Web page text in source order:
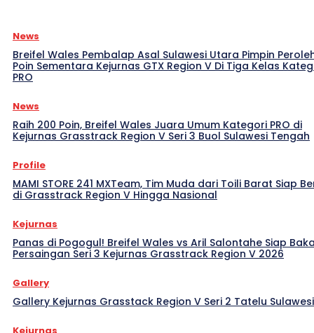
News
Breifel Wales Pembalap Asal Sulawesi Utara Pimpin
Poin Sementara Kejurnas GTX Region V Di Tiga Kelas
PRO
News
Raih 200 Poin, Breifel Wales Juara Umum Kategori PRO di
Kejurnas Grasstrack Region V Seri 3 Buol Sulawesi Tengah
Profile
MAMI STORE 241 MXTeam, Tim Muda dari Toili Barat Siap
di Grasstrack Region V Hingga Nasional
Kejurnas
Panas di Pogogul! Breifel Wales vs Aril Salontahe Siap
Persaingan Seri 3 Kejurnas Grasstrack Region V 2026
Gallery
Gallery Kejurnas Grasstack Region V Seri 2 Tatelu